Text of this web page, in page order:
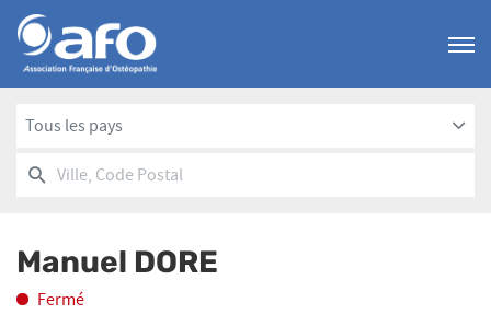
Menu
Tous les pays
Ville,RECHERCHER
UN
AFO
Manuel DORE
Fermé